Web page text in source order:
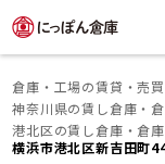
倉庫・工場の賃貸・売
神奈川県の賃し倉庫・
港北区の賃し倉庫・倉
横浜市港北区新吉田町